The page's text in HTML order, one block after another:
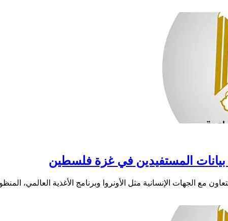
بيانات المستفيدين في غزة فلسطين
مع الجهات الإنسانية مثل الأونروا وبرنامج الأغذية العالمي،